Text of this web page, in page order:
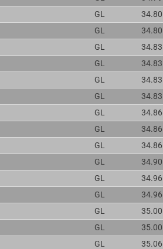
GL 34.80
GL 34.80
GL 34.83
GL 34.83
GL 34.83
GL 34.83
GL 34.86
GL 34.86
GL 34.86
GL 34.90
GL 34.96
GL 34.96
GL 35.00
GL 35.00
GL 35.06